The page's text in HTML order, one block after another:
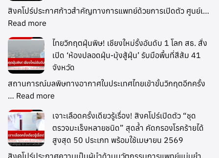
สิงคโปร์ประกาศก้าวสำคัญทางการแพทย์ด้วยการเปิดตัว ศูนย์เ…
Read more
ไทยวิกฤตฝุ่นพิษ! เชียงใหม่รั้งอันดับ 1 โลก สธ. สั่ง
เปิด ‘ห้องปลอดฝุ่น-มุ้งสู้ฝุ่น’ รับมือพื้นที่สีส้ม 41
จังหวัด
สถานการณ์มลพิษทางอากาศในประเทศไทยเข้าขั้นวิกฤตอีกครั้ง
… Read more
เจาะเลือดครั้งเดียวรู้เรื่อง! สิงคโปร์เปิดตัว “ชุด
ตรวจมะเร็งหลายชนิด” สุดล้ำ คัดกรองโรคร้ายได้
สูงสุด 50 ประเภท พร้อมใช้เมษายน 2569
สิงคโปร์ประกาศความเป็นผู้นำด้านนวัตกรรมการแพทย์แม่นยำ